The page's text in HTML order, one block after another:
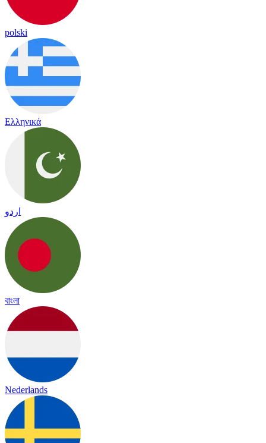
polski
Ελληνικά
اردو
বাংলা
Nederlands